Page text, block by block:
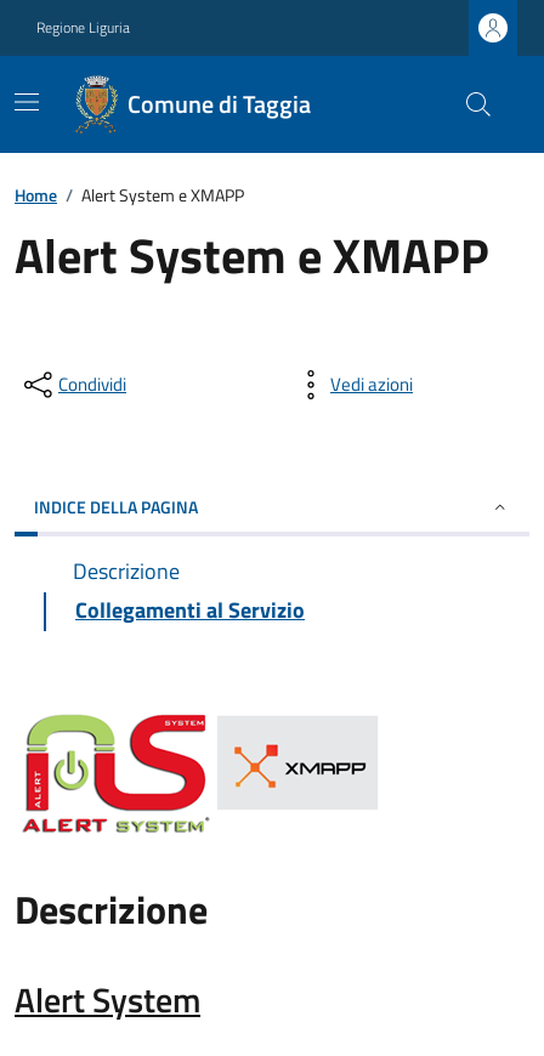
Regione Liguria
Comune di Taggia
Home / Alert System e XMAPP
Alert System e XMAPP
Condividi Vedi azioni
INDICE DELLA PAGINA
Descrizione
Collegamenti al Servizio
Descrizione
Alert System